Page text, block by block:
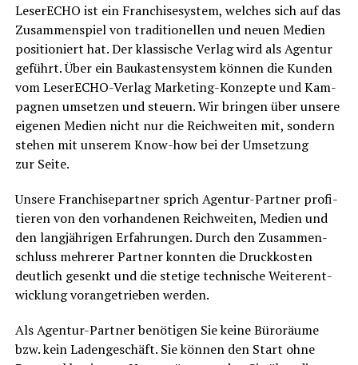
Lese­r­ECHO ist ein Fran­chise­sys­tem, wel­ches sich auf das
Zusam­men­spiel von tra­di­tio­nel­len und neu­en Medi­en
posi­tio­niert hat. Der klas­si­sche Ver­lag wird als Agen­tur
geführt. Über ein Bau­kas­ten­sys­tem kön­nen die Kun­den
vom Lese­r­ECHO-Ver­lag Mar­ke­ting-Kon­zep­te und Kam­
pa­gnen umset­zen und steu­ern. Wir brin­gen über unse­re
eige­nen Medi­en nicht nur die Reich­wei­ten mit, son­dern
ste­hen mit unse­rem Know-how bei der Umset­zung
zur Seite.
Unse­re Fran­chise­part­ner sprich Agen­tur-Part­ner pro­fi­
tie­ren von den vor­han­de­nen Reich­wei­ten, Medi­en und
den lang­jäh­ri­gen Erfah­run­gen. Durch den Zusam­men­
schluss meh­re­rer Part­ner konn­ten die Druck­kos­ten
deut­lich gesenkt und die ste­ti­ge tech­ni­sche Wei­ter­ent­
wick­lung vor­an­ge­trie­ben werden.
Als Agen­tur-Part­ner benö­ti­gen Sie kei­ne Büro­räu­me
bzw. kein Laden­ge­schäft. Sie kön­nen den Start ohne